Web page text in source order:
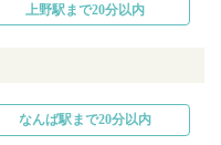
上野駅まで20分以内
なんば駅まで20分以内